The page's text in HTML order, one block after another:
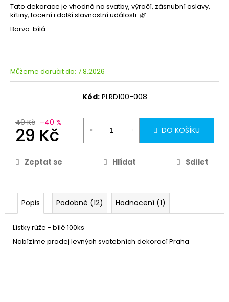
Tato dekorace je vhodná na svatby, výročí, zásnubní oslavy,
křtiny, focení i další slavnostní události. 🌿
Barva: bílá
Můžeme doručit do: 7.8.2026
Kód: PLRD100-008
49 Kč –40 %
29 Kč DO KOŠÍKU
Zeptat se Hlídat Sdílet
Popis Podobné (12) Hodnocení (1)
Lístky růže - bílé 100ks
Nabízíme prodej levných svatebních dekorací Praha
Kč
Původně:
5
Kč